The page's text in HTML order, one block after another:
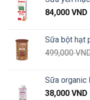
84,000 VND
Sữa bột hạt
499,000
Sữa organic
38,000 VND